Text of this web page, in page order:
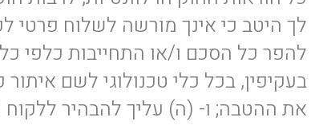
לך היטב כי אינך מורשה לשלוח
להפר כל הסכם ו/או התחייבות כלפי
בעקיפין, בכל כלי טכנולוגי לשם
את ההטבה; ו- (ה) עליך להבהיר ללקוח